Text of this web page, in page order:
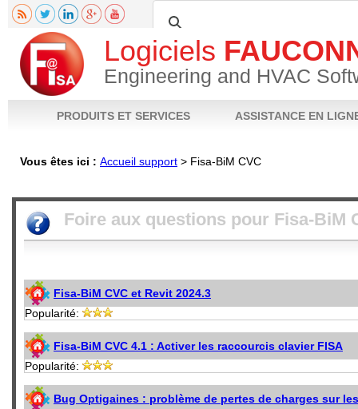
Logiciels
Engineering and HVAC
PRODUITS ET SERVICES ASSISTANCE EN
Vous êtes ici : Accueil support > Fisa-BiM CVC
Foire aux questions pour Fisa-BiM
Fisa-BiM CVC et Revit 2024.3
Popularité:
Fisa-BiM CVC 4.1 : Activer les raccourcis clavier FISA
Popularité:
Bug Optigaines : problème de pertes de charges sur